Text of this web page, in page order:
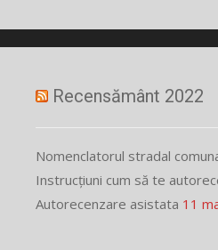
Recensământ 2022
Nomenclatorul stradal
Instrucțiuni cum să te
Autorecenzare asistata 11